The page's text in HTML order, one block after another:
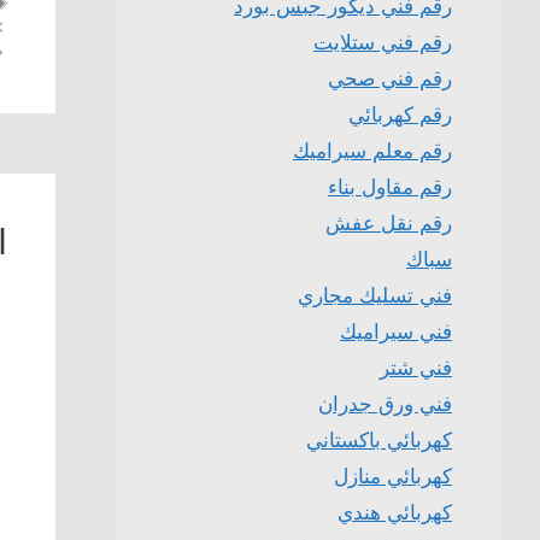
رقم فني ديكور جبس بورد
رقم فني ستلايت
رقم فني صحي
رقم كهربائي
رقم معلم سيراميك
رقم مقاول بناء
رقم نقل عفش
سباك
فني تسليك مجاري
فني سيراميك
فني شتر
فني ورق جدران
كهربائي باكستاني
كهربائي منازل
كهربائي هندي